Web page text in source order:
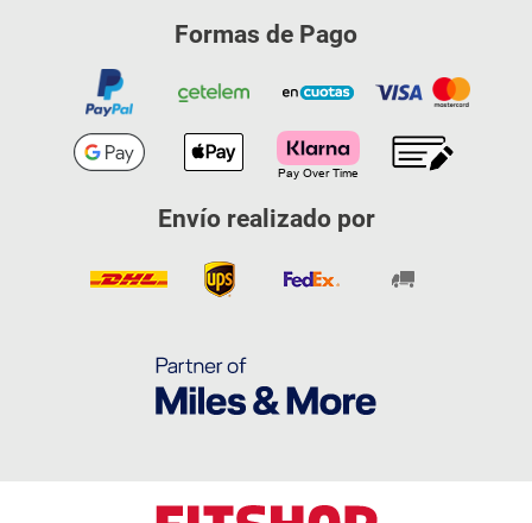
Formas de Pago
Envío realizado por